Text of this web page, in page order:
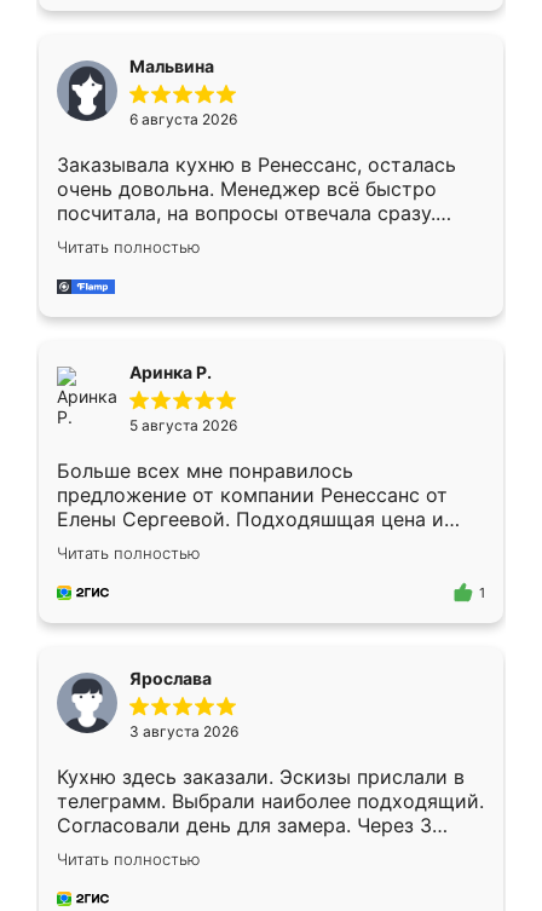
меньше, здесь же он более разнообразный.
Мне нравится ,если что-то потребуется из
мебели буду заказывать только здесь.
Мальвина
6 августа 2026
Заказывала кухню в Ренессанс, осталась
очень довольна. Менеджер всё быстро
посчитала, на вопросы отвечала сразу.
Замерщик приехал в субботу, подошёл к
делу со всей ответственностью. Собрали
за день, ребята работали аккуратно, даже
Читать полностью
Аринка Р.
5 августа 2026
Больше всех мне понравилось
предложение от компании Ренессанс от
Елены Сергеевой. Подходяшщая цена и
короткие сроки изготовления. Приехавший
для замера сотрудник Владислав
предложил по моему эскизу самый
Читать полностью
1
Ярослава
3 августа 2026
Кухню здесь заказали. Эскизы прислали в
телеграмм. Выбрали наиболее подходящий.
Согласовали день для замера. Через 3
недели кухня была уже готова. Остались
довольны работой. Спасибо Ренессанс
мебель за качественную работу!
Читать полностью